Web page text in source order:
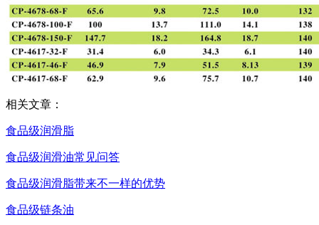
相关文章：
食品级润滑脂
食品级润滑油常见问答
食品级润滑脂带来不一样的优势
食品级链条油